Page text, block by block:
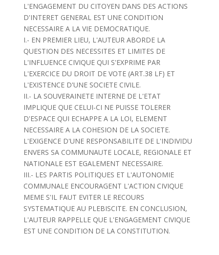
L'ENGAGEMENT DU CITOYEN DANS DES ACTIONS
D'INTERET GENERAL EST UNE CONDITION
NECESSAIRE A LA VIE DEMOCRATIQUE.
I.- EN PREMIER LIEU, L'AUTEUR ABORDE LA
QUESTION DES NECESSITES ET LIMITES DE
L'INFLUENCE CIVIQUE QUI S'EXPRIME PAR
L'EXERCICE DU DROIT DE VOTE (ART.38 LF) ET
L'EXISTENCE D'UNE SOCIETE CIVILE.
II.- LA SOUVERAINETE INTERNE DE L'ETAT
IMPLIQUE QUE CELUI-CI NE PUISSE TOLERER
D'ESPACE QUI ECHAPPE A LA LOI, ELEMENT
NECESSAIRE A LA COHESION DE LA SOCIETE.
L'EXIGENCE D'UNE RESPONSABILITE DE L'INDIVIDU
ENVERS SA COMMUNAUTE LOCALE, REGIONALE ET
NATIONALE EST EGALEMENT NECESSAIRE.
III.- LES PARTIS POLITIQUES ET L'AUTONOMIE
COMMUNALE ENCOURAGENT L'ACTION CIVIQUE
MEME S'IL FAUT EVITER LE RECOURS
SYSTEMATIQUE AU PLEBISCITE. EN CONCLUSION,
L'AUTEUR RAPPELLE QUE L'ENGAGEMENT CIVIQUE
EST UNE CONDITION DE LA CONSTITUTION.